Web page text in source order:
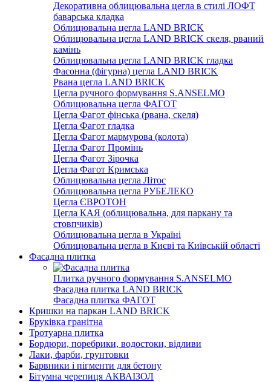
Декоративна облицювальна цегла в стилі ЛОФТ
баварська кладка
Облицювальна цегла LAND BRICK
Облицювальна цегла LAND BRICK скеля, рваний
камінь
Облицювальна цегла LAND BRICK гладка
Фасонна (фігурна) цегла LAND BRICK
Рвана цегла LAND BRICK
Цегла ручного формування S.ANSELMO
Облицювальна цегла ФАГОТ
Цегла Фагот фінська (рвана, скеля)
Цегла Фагот гладка
Цегла Фагот мармурова (колота)
Цегла Фагот Промінь
Цегла Фагот Зірочка
Цегла Фагот Кримська
Облицювальна цегла Літос
Облицювальна цегла РУБЕЛЕКО
Цегла ЄВРОТОН
Цегла КАЯ (облицювальна, для паркану та
стовпчиків)
Облицювальна цегла в Україні
Облицювальна цегла в Києві та Київській області
Фасадна плитка
Плитка ручного формування S.ANSELMO
Фасадна плитка LAND BRICK
Фасадна плитка ФАГОТ
Кришки на паркан LAND BRICK
Бруківка гранітна
Тротуарна плитка
Бордюри, поребрики, водостоки, відливи
Лаки, фарби, грунтовки
Барвники і пігменти для бетону
Бітумна черепиця АКВАІЗОЛ